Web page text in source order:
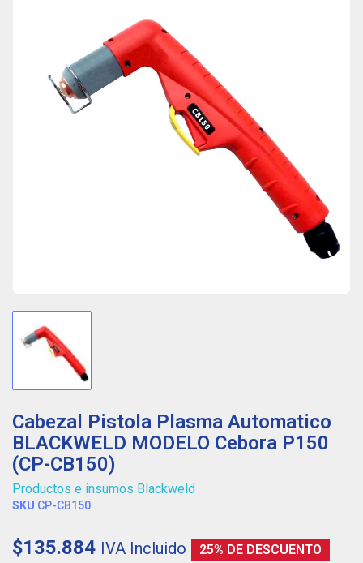
Cabezal Pistola Plasma Automatico
BLACKWELD MODELO Cebora P150
(CP-CB150)
Productos e insumos Blackweld
SKU CP-CB150
$135.884 IVA Incluido 25% DE DESCUENTO